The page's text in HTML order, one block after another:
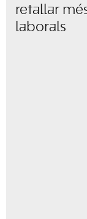
retallar
laborals